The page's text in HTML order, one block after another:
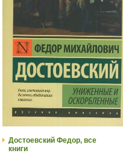
Достоевский Федор, все
книги